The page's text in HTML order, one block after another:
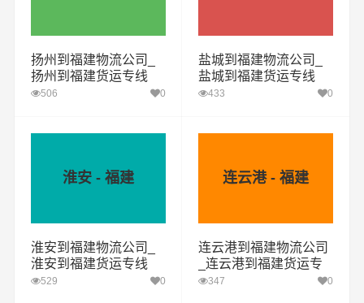
扬州到福建物流公司_
扬州到福建货运专线
506 0
盐城到福建物流公司_
盐城到福建货运专线
433 0
淮安 - 福建
淮安到福建物流公司_
淮安到福建货运专线
529 0
连云港 - 福建
连云港到福建物流公司
_连云港到福建货运专
线347 0